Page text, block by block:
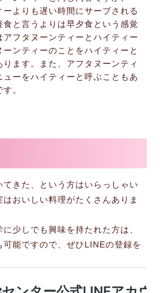
よりも遅い時間にサーブされる
食と言うよりは早夕食という感覚
フタヌーンティーとハイティー
ンティーのことをハイティーと
ります。また、アフタヌーンティ
ーをハイティーと呼ぶこともあ
。
きた、という方はいらっしゃい
おいしい料理がたくさんありま
少しでも興味を持たれた方は、
能ですので、ぜひLINEの登録を